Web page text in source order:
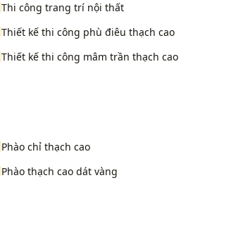
Thi công trang trí nội thất
Thiết kế thi công phù điêu thạch cao
Thiết kế thi công mâm trần thạch cao
Phào chỉ thạch cao
Phào thạch cao dát vàng